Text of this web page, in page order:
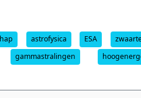
astrofysica ESA
gammastralingen